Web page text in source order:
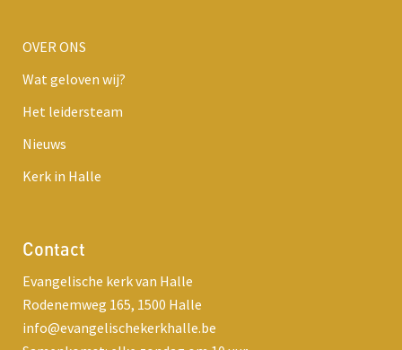
OVER ONS
Wat geloven wij?
Het leidersteam
Nieuws
Kerk in Halle
Contact
Evangelische kerk van Halle
Rodenemweg 165, 1500 Halle
info@evangelischekerkhalle.be